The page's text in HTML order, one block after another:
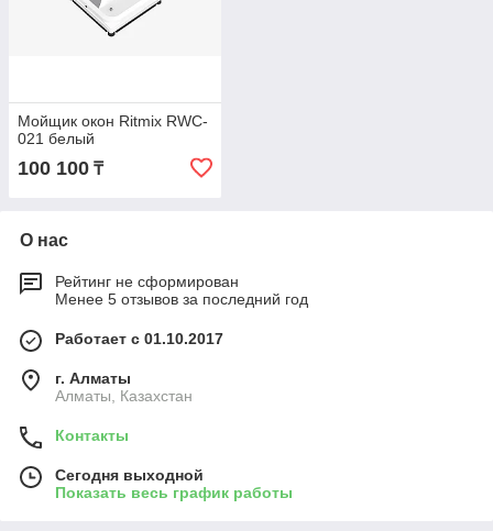
Мойщик окон Ritmix RWC-
021 белый
100 100 ₸
О нас
Рейтинг не сформирован
Менее 5 отзывов за последний год
Работает с 01.10.2017
г. Алматы
Алматы, Казахстан
Контакты
Сегодня выходной
Показать весь график работы